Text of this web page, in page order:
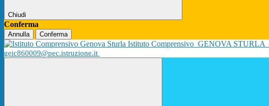
Chiudi
Conferma
Annulla Conferma
Istituto Comprensivo GENOVA STURLA
geic860009@pec.istruzione.it